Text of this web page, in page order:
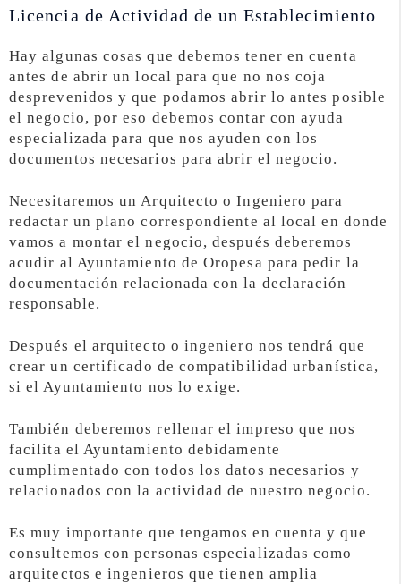
Licencia de Actividad de un Establecimiento
Hay algunas cosas que debemos tener en cuenta
antes de abrir un local para que no nos coja
desprevenidos y que podamos abrir lo antes posible
el negocio, por eso debemos contar con ayuda
especializada para que nos ayuden con los
documentos necesarios para abrir el negocio.
Necesitaremos un Arquitecto o Ingeniero para
redactar un plano correspondiente al local en donde
vamos a montar el negocio, después deberemos
acudir al Ayuntamiento de Oropesa para pedir la
documentación relacionada con la declaración
responsable.
Después el arquitecto o ingeniero nos tendrá que
crear un certificado de compatibilidad urbanística,
si el Ayuntamiento nos lo exige.
También deberemos rellenar el impreso que nos
facilita el Ayuntamiento debidamente
cumplimentado con todos los datos necesarios y
relacionados con la actividad de nuestro negocio.
Es muy importante que tengamos en cuenta y que
consultemos con personas especializadas como
arquitectos e ingenieros que tienen amplia